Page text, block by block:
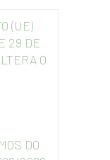
(UE)
29 DE
O
DO